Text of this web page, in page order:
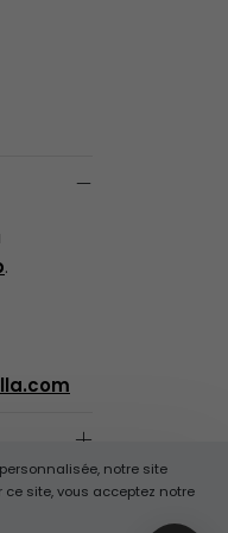
.
notre site
site, vous acceptez notre
Besoin d'aide ?